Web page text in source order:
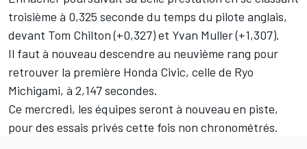
troisième à 0,325 seconde du temps du pilote anglais,
devant Tom Chilton (+0,327) et Yvan Muller (+1,307).
Il faut à nouveau descendre au neuvième rang pour
retrouver la première Honda Civic, celle de Ryo
Michigami, à 2,147 secondes.
Ce mercredi, les équipes seront à nouveau en piste,
pour des essais privés cette fois non chronométrés.